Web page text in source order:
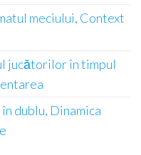
meciului, Context
jucătorilor în timpul
dublu, Dinamica